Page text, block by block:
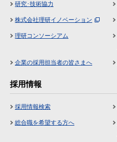
研究･技術協力
株式会社理研イノベーション
理研コンソーシアム
企業の採用担当者の皆さまへ
採用情報
採用情報検索
総合職を希望する方へ